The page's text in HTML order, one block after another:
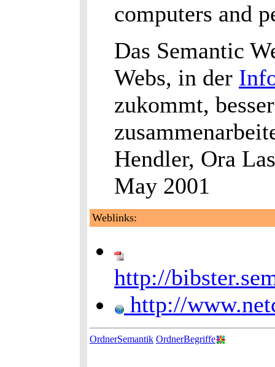
computers and
Das Semantic
Webs, in der
zukommt,
Hendler, Ora
May 2001
Weblinks:
http://
http://
OrdnerSemantik OrdnerBegriffe